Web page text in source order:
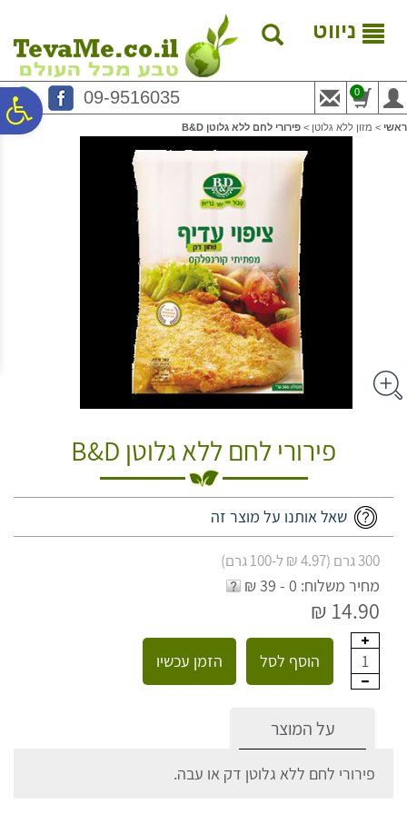
נגישות
המרכזי
ניווט
09-9516035 0
ראשי > מזון ללא גלוטן > פירורי לחם ללא גלוטן B&D
פירורי לחם ללא גלוטן B&D
שאל אותנו על מוצר זה
300 גרם (4.97 ₪ ל-100 גרם)
מחיר משלוח: 0 - 39 ₪
14.90 ₪
1 הוסף לסל הזמן עכשיו
על המוצר
פירורי לחם ללא גלוטן דק או עבה.